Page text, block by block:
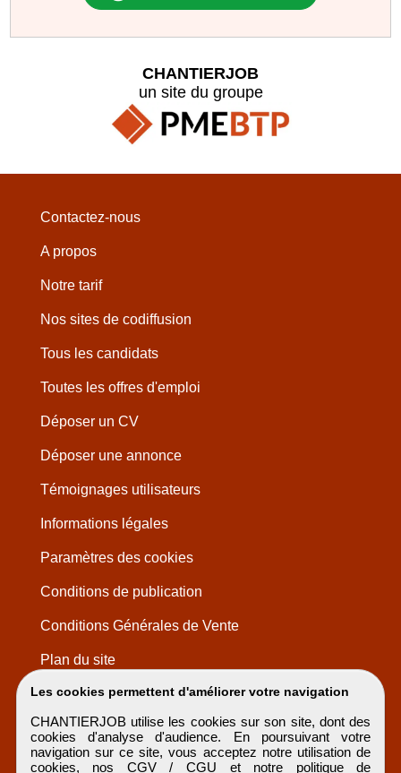
Les cookies permettent d'améliorer votre navigation
CHANTIERJOB utilise les cookies sur son site, dont des
cookies d'analyse d'audience. En poursuivant votre
navigation sur ce site, vous acceptez notre utilisation de
cookies, nos CGV / CGU et notre politique de
CHANTIERJOB
un site du groupe
Contactez-nous
A propos
Notre tarif
Nos sites de codiffusion
Tous les candidats
Toutes les offres d'emploi
Déposer un CV
Déposer une annonce
Témoignages utilisateurs
Informations légales
Paramètres des cookies
Conditions de publication
Conditions Générales de Vente
Plan du site